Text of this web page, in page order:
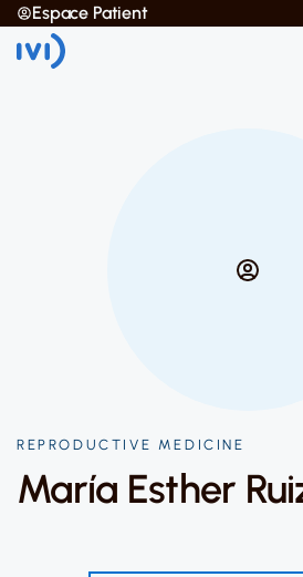
Espace Patient
REPRODUCTIVE MEDICINE
María Esther